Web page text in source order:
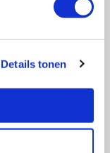
Details tonen